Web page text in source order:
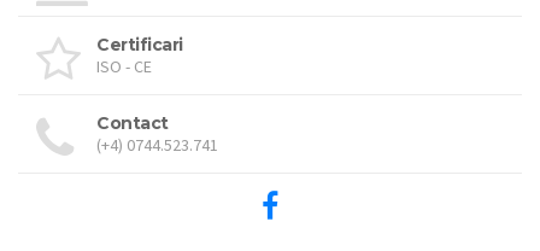
Certificari
ISO - CE
Contact
(+4) 0744.523.741